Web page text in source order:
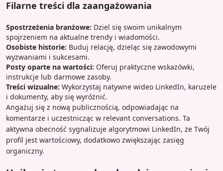
Filarne treści dla zaangażowania
Spostrzeżenia branżowe: Dziel się swoim unikalnym
spojrzeniem na aktualne trendy i wiadomości.
Osobiste historie: Buduj relację, dzieląc się zawodowymi
wyzwaniami i sukcesami.
Posty oparte na wartości: Oferuj praktyczne wskazówki,
instrukcje lub darmowe zasoby.
Treści wizualne: Wykorzystaj natywne wideo LinkedIn, karuzele
i dokumenty, aby się wyróżnić.
Angażuj się z nową publicznością, odpowiadając na
komentarze i uczestnicząc w relevant conversations. Ta
aktywna obecność sygnalizuje algorytmowi LinkedIn, że Twój
profil jest wartościowy, dodatkowo zwiększając zasięg
organiczny.